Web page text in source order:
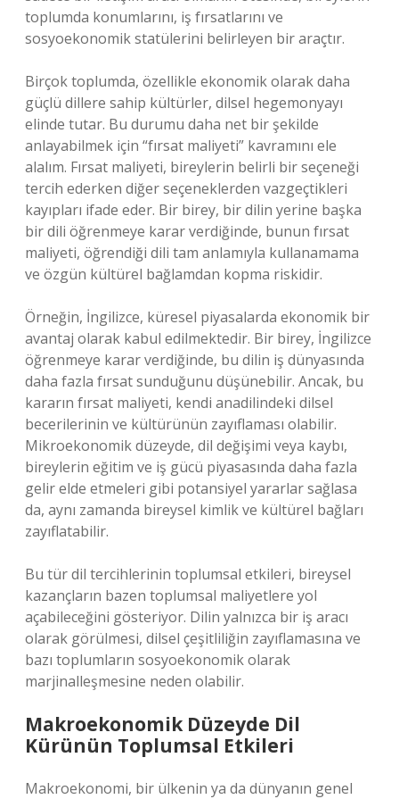
toplumda konumlarını, iş fırsatlarını ve
sosyoekonomik statülerini belirleyen bir araçtır.
Birçok toplumda, özellikle ekonomik olarak daha
güçlü dillere sahip kültürler, dilsel hegemonyayı
elinde tutar. Bu durumu daha net bir şekilde
anlayabilmek için “fırsat maliyeti” kavramını ele
alalım. Fırsat maliyeti, bireylerin belirli bir seçeneği
tercih ederken diğer seçeneklerden vazgeçtikleri
kayıpları ifade eder. Bir birey, bir dilin yerine başka
bir dili öğrenmeye karar verdiğinde, bunun fırsat
maliyeti, öğrendiği dili tam anlamıyla kullanamama
ve özgün kültürel bağlamdan kopma riskidir.
Örneğin, İngilizce, küresel piyasalarda ekonomik bir
avantaj olarak kabul edilmektedir. Bir birey, İngilizce
öğrenmeye karar verdiğinde, bu dilin iş dünyasında
daha fazla fırsat sunduğunu düşünebilir. Ancak, bu
kararın fırsat maliyeti, kendi anadilindeki dilsel
becerilerinin ve kültürünün zayıflaması olabilir.
Mikroekonomik düzeyde, dil değişimi veya kaybı,
bireylerin eğitim ve iş gücü piyasasında daha fazla
gelir elde etmeleri gibi potansiyel yararlar sağlasa
da, aynı zamanda bireysel kimlik ve kültürel bağları
zayıflatabilir.
Bu tür dil tercihlerinin toplumsal etkileri, bireysel
kazançların bazen toplumsal maliyetlere yol
açabileceğini gösteriyor. Dilin yalnızca bir iş aracı
olarak görülmesi, dilsel çeşitliliğin zayıflamasına ve
bazı toplumların sosyoekonomik olarak
marjinalleşmesine neden olabilir.
Makroekonomik Düzeyde Dil
Kürünün Toplumsal Etkileri
Makroekonomi, bir ülkenin ya da dünyanın genel